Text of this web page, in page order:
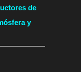
de
y